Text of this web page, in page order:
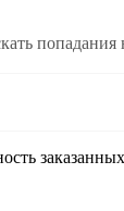
попадания